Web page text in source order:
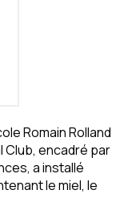
Romain Rolland
Club, encadré par
a installé
le miel, le